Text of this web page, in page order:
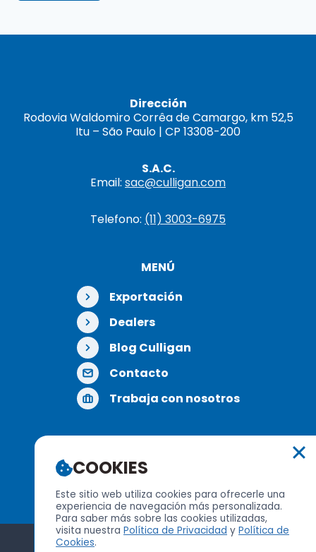
Dirección
Rodovia Waldomiro Corrêa de Camargo, km 52,5
Itu – São Paulo | CP 13308-200
S.A.C.
Email: sac@culligan.com
Telefono: (11) 3003-6975
MENÚ
Exportación
Dealers
Blog Culligan
Contacto
Trabaja con nosotros
REDES SOCIALES
COOKIES
Este sitio web utiliza cookies para ofrecerle una
experiencia de navegación más personalizada.
Para saber más sobre las cookies utilizadas,
visita nuestra Política de Privacidad y Política de
Cookies.